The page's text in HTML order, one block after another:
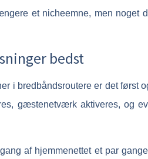
et nicheemne, men
bedst
i bredbåndsroutere er det
gæstenetværk aktiveres, og
af hjemmenettet et par